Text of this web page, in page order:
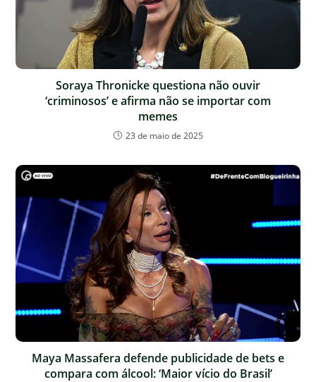
Soraya Thronicke questiona não ouvir
‘criminosos’ e afirma não se importar com
memes
23 de maio de 2025
Maya Massafera defende publicidade de bets e
compara com álcool: ‘Maior vício do Brasil’